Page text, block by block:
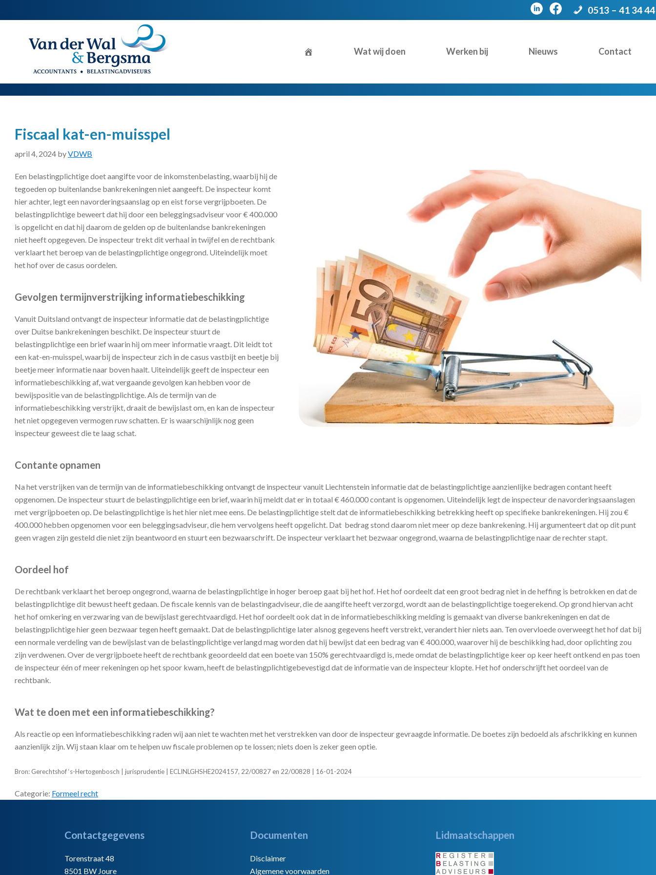
hoofdnavigatie
hoofd
voettekst
0513 – 41 34 44
Van
der
Accountants
|
Wat wij doen Werken bij Nieuws Contact
Fiscaal kat-en-muisspel
april 4, 2024 byVDWB
Een belastingplichtige doet aangifte voor de inkomstenbelasting, waarbij hij de
tegoeden op buitenlandse bankrekeningen niet aangeeft. De inspecteur komt
hier achter, legt een navorderingsaanslag op en eist forse vergrijpboeten. De
belastingplichtige beweert dat hij door een beleggingsadviseur voor € 400.000
is opgelicht en dat hij daarom de gelden op de buitenlandse bankrekeningen
niet heeft opgegeven. De inspecteur trekt dit verhaal in twijfel en de rechtbank
verklaart het beroep van de belastingplichtige ongegrond. Uiteindelijk moet
het hof over de casus oordelen.
Gevolgen termijnverstrijking informatiebeschikking
Vanuit Duitsland ontvangt de inspecteur informatie dat de belastingplichtige
over Duitse bankrekeningen beschikt. De inspecteur stuurt de
belastingplichtige een brief waarin hij om meer informatie vraagt. Dit leidt tot
een kat-en-muisspel, waarbij de inspecteur zich in de casus vastbijt en beetje bij
beetje meer informatie naar boven haalt. Uiteindelijk geeft de inspecteur een
informatiebeschikking af, wat vergaande gevolgen kan hebben voor de
bewijspositie van de belastingplichtige. Als de termijn van de
informatiebeschikking verstrijkt, draait de bewijslast om, en kan de inspecteur
het niet opgegeven vermogen ruw schatten. Er is waarschijnlijk nog geen
inspecteur geweest die te laag schat.
Contante opnamen
Na het verstrijken van de termijn van de informatiebeschikking ontvangt de inspecteur vanuit Liechtenstein informatie dat de belastingplichtige aanzienlijke bedragen contant heeft
opgenomen. De inspecteur stuurt de belastingplichtige een brief, waarin hij meldt dat er in totaal € 460.000 contant is opgenomen. Uiteindelijk legt de inspecteur de navorderingsaanslagen
met vergrijpboeten op. De belastingplichtige is het hier niet mee eens. De belastingplichtige stelt dat de informatiebeschikking betrekking heeft op specifieke bankrekeningen. Hij zou €
400.000 hebben opgenomen voor een beleggingsadviseur, die hem vervolgens heeft opgelicht. Dat bedrag stond daarom niet meer op deze bankrekening. Hij argumenteert dat op dit punt
geen vragen zijn gesteld die niet zijn beantwoord en stuurt een bezwaarschrift. De inspecteur verklaart het bezwaar ongegrond, waarna de belastingplichtige naar de rechter stapt.
Oordeel hof
De rechtbank verklaart het beroep ongegrond, waarna de belastingplichtige in hoger beroep gaat bij het hof. Het hof oordeelt dat een groot bedrag niet in de heffing is betrokken en dat de
belastingplichtige dit bewust heeft gedaan. De fiscale kennis van de belastingadviseur, die de aangifte heeft verzorgd, wordt aan de belastingplichtige toegerekend. Op grond hiervan acht
het hof omkering en verzwaring van de bewijslast gerechtvaardigd. Het hof oordeelt ook dat in de informatiebeschikking melding is gemaakt van diverse bankrekeningen en dat de
belastingplichtige hier geen bezwaar tegen heeft gemaakt. Dat de belastingplichtige later alsnog gegevens heeft verstrekt, verandert hier niets aan. Ten overvloede overweegt het hof dat bij
een normale verdeling van de bewijslast van de belastingplichtige verlangd mag worden dat hij bewijst dat een bedrag van € 400.000, waarover hij de beschikking had, door oplichting zou
zijn verdwenen. Over de vergrijpboete heeft de rechtbank geoordeeld dat een boete van 150% gerechtvaardigd is, mede omdat de belastingplichtige keer op keer heeft ontkend en pas toen
de inspecteur één of meer rekeningen op het spoor kwam, heeft de belastingplichtigebevestigd dat de informatie van de inspecteur klopte. Het hof onderschrijft het oordeel van de
rechtbank.
Wat te doen met een informatiebeschikking?
Als reactie op een informatiebeschikking raden wij aan niet te wachten met het verstrekken van door de inspecteur gevraagde informatie. De boetes zijn bedoeld als afschrikking en kunnen
aanzienlijk zijn. Wij staan klaar om te helpen uw fiscale problemen op te lossen; niets doen is zeker geen optie.
Bron: Gerechtshof ‘s-Hertogenbosch | jurisprudentie | ECLINLGHSHE2024157, 22/00827 en 22/00828 | 16-01-2024
Categorie: Formeel recht
Contactgegevens
Torenstraat 48
8501 BW Joure
Documenten
Disclaimer
Algemene voorwaarden
Lidmaatschappen